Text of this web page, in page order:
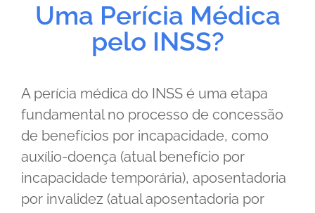
Uma Perícia Médica
pelo INSS?
A perícia médica do INSS é uma etapa
fundamental no processo de concessão
de benefícios por incapacidade, como
auxílio-doença (atual benefício por
incapacidade temporária), aposentadoria
por invalidez (atual aposentadoria por